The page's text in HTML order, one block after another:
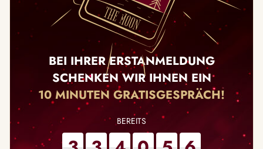
BEI IHRER ERSTANMELDUNG
SCHENKEN WIR IHNEN EIN
10 MINUTEN GRATISGESPRÄCH!